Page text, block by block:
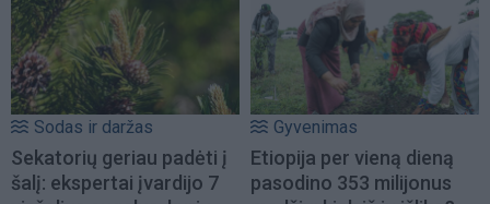
Sodas ir daržas
Sekatorių geriau padėti į
šalį: ekspertai įvardijo 7
Gyvenimas
Etiopija per vieną dieną
pasodino 353 milijonus